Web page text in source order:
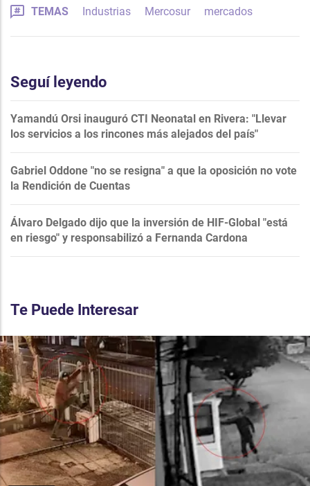
TEMAS Industrias Mercosur mercados
Seguí leyendo
Yamandú Orsi inauguró CTI Neonatal en Rivera: "Llevar
los servicios a los rincones más alejados del país"
Gabriel Oddone "no se resigna" a que la oposición no vote
la Rendición de Cuentas
Álvaro Delgado dijo que la inversión de HIF-Global "está
en riesgo" y responsabilizó a Fernanda Cardona
Te Puede Interesar